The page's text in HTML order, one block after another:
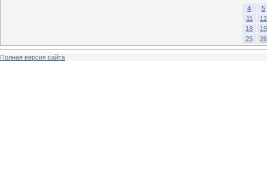
4
5
11
12
18
19
25
26
Полная версия сайта